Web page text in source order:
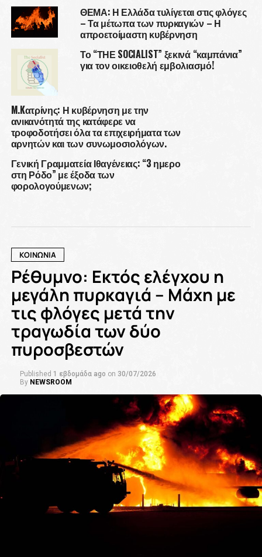
ΘΕΜΑ: Η Ελλάδα τυλίγεται στις φλόγες
– Τα μέτωπα των πυρκαγιών – Η
απροετοίμαστη κυβέρνηση
Το “ΤΗΕ SOCIALIST” ξεκινά “καμπάνια”
για τον οικειοθελή εμβολιασμό!
M.Kατρίνης: Η κυβέρνηση με την
ανικανότητά της κατάφερε να
τροφοδοτήσει όλα τα επιχειρήματα των
αρνητών και των συνωμοσιολόγων.
Γενική Γραμματεία Ιθαγένειας: “3 ημερο
στη Ρόδο” με έξοδα των
φορολογούμενων;
ΚΟΙΝΩΝΙΑ
Ρέθυμνο: Εκτός ελέγχου η
μεγάλη πυρκαγιά – Μάχη με
τις φλόγες μετά την
τραγωδία των δύο
πυροσβεστών
Published 1 εβδομάδα ago on 30/07/2026
By NEWSROOM